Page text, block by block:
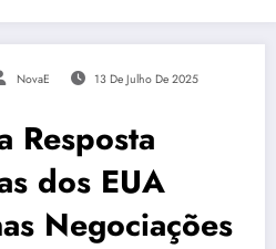
NovaE 13 De Julho De 2025
Resposta
dos EUA
Negociações